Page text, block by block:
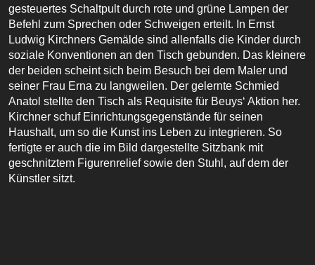
gesteuertes Schaltpult durch rote und grüne Lampen der
Befehl zum Sprechen oder Schweigen erteilt. In Ernst
Ludwig Kirchners Gemälde sind allenfalls die Kinder durch
soziale Konventionen an den Tisch gebunden. Das kleinere
der beiden scheint sich beim Besuch bei dem Maler und
seiner Frau Erna zu langweilen. Der gelernte Schmied
Anatol stellte den Tisch als Requisite für Beuys‘ Aktion her.
Kirchner schuf Einrichtungsgegenstände für seinen
Haushalt, um so die Kunst ins Leben zu integrieren. So
fertigte er auch die im Bild dargestellte Sitzbank mit
geschnitztem Figurenrelief sowie den Stuhl, auf dem der
Künstler sitzt.